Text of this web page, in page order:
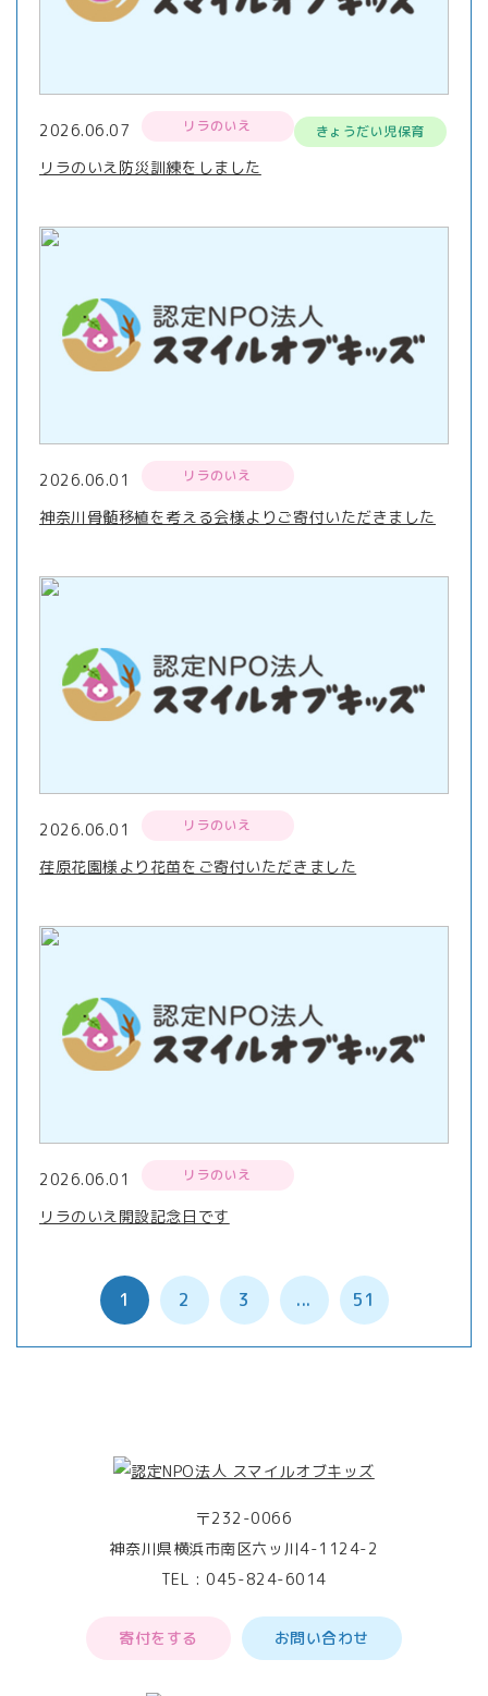
2026.06.07 リラのいえ きょうだい児保育
リラのいえ防災訓練をしました
2026.06.01 リラのいえ
神奈川骨髄移植を考える会様よりご寄付いただきました
2026.06.01 リラのいえ
荏原花園様より花苗をご寄付いただきました
2026.06.01 リラのいえ
リラのいえ開設記念日です
1 2 3 ... 51
〒232-0066
神奈川県横浜市南区六ッ川4-1124-2
TEL :045-824-6014
寄付をする お問い合わせ